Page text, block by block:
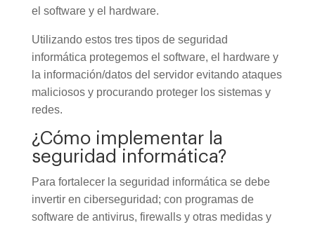
el software y el hardware.
Utilizando estos tres tipos de seguridad
informática protegemos el software, el hardware y
la información/datos del servidor evitando ataques
maliciosos y procurando proteger los sistemas y
redes.
¿Cómo implementar la
seguridad informática?
Para fortalecer la seguridad informática se debe
invertir en ciberseguridad; con programas de
software de antivirus, firewalls y otras medidas y